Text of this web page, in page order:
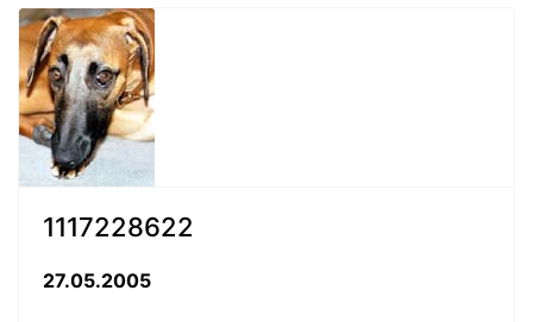
1117228622
27.05.2005